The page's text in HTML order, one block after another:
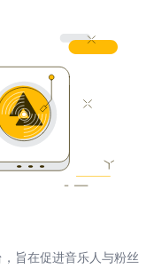
旨在促进音乐人与粉丝